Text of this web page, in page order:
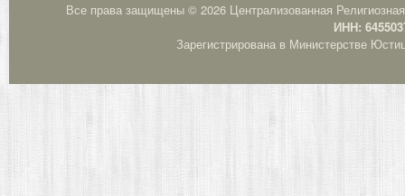
Все права защищены © 2026 Централизованная
ИНН:
Зарегистрирована в Министерстве